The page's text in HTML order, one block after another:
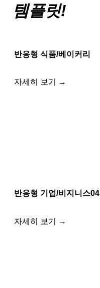
템플릿!
반응형 식품/베이커리
자세히 보기 →
반응형 기업/비지니스04
자세히 보기 →